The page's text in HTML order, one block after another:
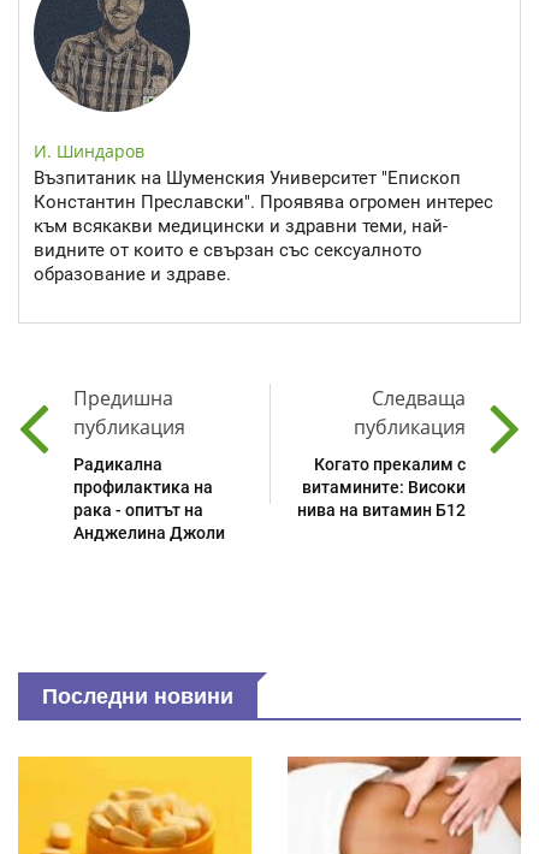
И. Шиндаров
Възпитаник на Шуменския Университет "Епископ
Константин Преславски". Проявява огромен интерес
към всякакви медицински и здравни теми, най-
видните от които е свързан със сексуалното
образование и здраве.
Предишна
публикация
Радикална
профилактика на
рака - опитът на
Анджелина Джоли
Следваща
публикация
Когато прекалим с
витамините: Високи
нива на витамин Б12
Последни новини